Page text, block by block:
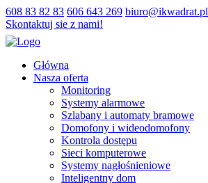
608 83 82 83 606 643 269 biuro@ikwadrat.pl
Skontaktuj sie z nami!
Główna
Nasza oferta
Monitoring
Systemy alarmowe
Szlabany i automaty bramowe
Domofony i wideodomofony
Kontrola dostępu
Sieci komputerowe
Systemy nagłośnieniowe
Inteligentny dom